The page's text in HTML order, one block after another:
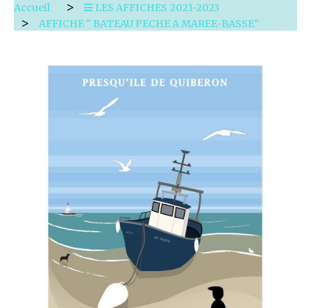
Accueil
LES AFFICHES 2021-2023
AFFICHE " BATEAU PECHE A MAREE-BASSE"